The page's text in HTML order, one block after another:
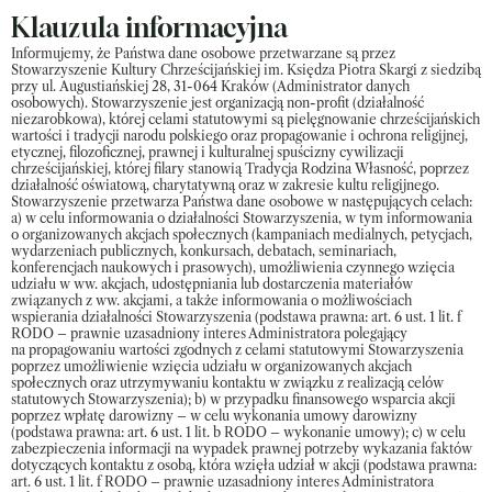
Klauzula informacyjna
Informujemy, że Państwa dane osobowe przetwarzane są przez
Stowarzyszenie Kultury Chrześcijańskiej im. Księdza Piotra Skargi z siedzibą
przy ul. Augustiańskiej 28, 31-064 Kraków (Administrator danych
osobowych). Stowarzyszenie jest organizacją non-profit (działalność
niezarobkowa), której celami statutowymi są pielęgnowanie chrześcijańskich
wartości i tradycji narodu polskiego oraz propagowanie i ochrona religijnej,
etycznej, filozoficznej, prawnej i kulturalnej spuścizny cywilizacji
chrześcijańskiej, której filary stanowią Tradycja Rodzina Własność, poprzez
działalność oświatową, charytatywną oraz w zakresie kultu religijnego.
Stowarzyszenie przetwarza Państwa dane osobowe w następujących celach:
a) w celu informowania o działalności Stowarzyszenia, w tym informowania
o organizowanych akcjach społecznych (kampaniach medialnych, petycjach,
wydarzeniach publicznych, konkursach, debatach, seminariach,
konferencjach naukowych i prasowych), umożliwienia czynnego wzięcia
udziału w ww. akcjach, udostępniania lub dostarczenia materiałów
związanych z ww. akcjami, a także informowania o możliwościach
wspierania działalności Stowarzyszenia (podstawa prawna: art. 6 ust. 1 lit. f
RODO – prawnie uzasadniony interes Administratora polegający
na propagowaniu wartości zgodnych z celami statutowymi Stowarzyszenia
poprzez umożliwienie wzięcia udziału w organizowanych akcjach
społecznych oraz utrzymywaniu kontaktu w związku z realizacją celów
statutowych Stowarzyszenia); b) w przypadku finansowego wsparcia akcji
poprzez wpłatę darowizny – w celu wykonania umowy darowizny
(podstawa prawna: art. 6 ust. 1 lit. b RODO – wykonanie umowy); c) w celu
zabezpieczenia informacji na wypadek prawnej potrzeby wykazania faktów
dotyczących kontaktu z osobą, która wzięła udział w akcji (podstawa prawna:
art. 6 ust. 1 lit. f RODO – prawnie uzasadniony interes Administratora